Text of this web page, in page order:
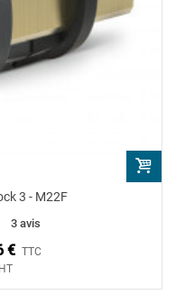
3 - M22F
3 avis
€ TTC